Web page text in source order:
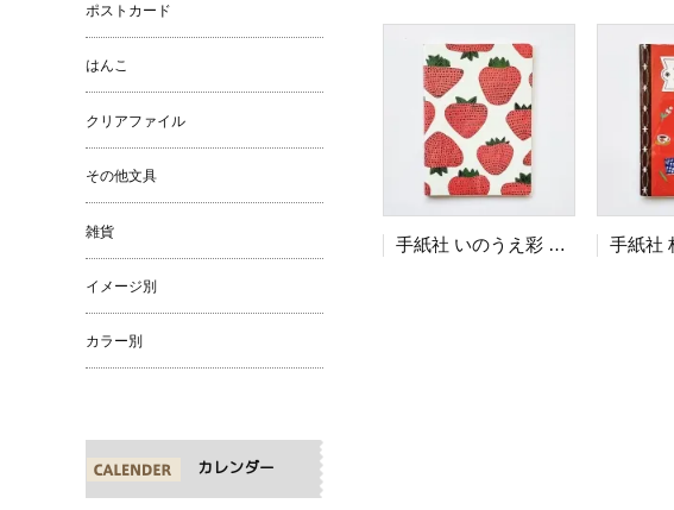
手紙社 いのうえ彩 かどまるノート Ichigo
ポストカード
はんこ
クリアファイル
その他文具
雑貨
イメージ別
カラー別
カレンダー